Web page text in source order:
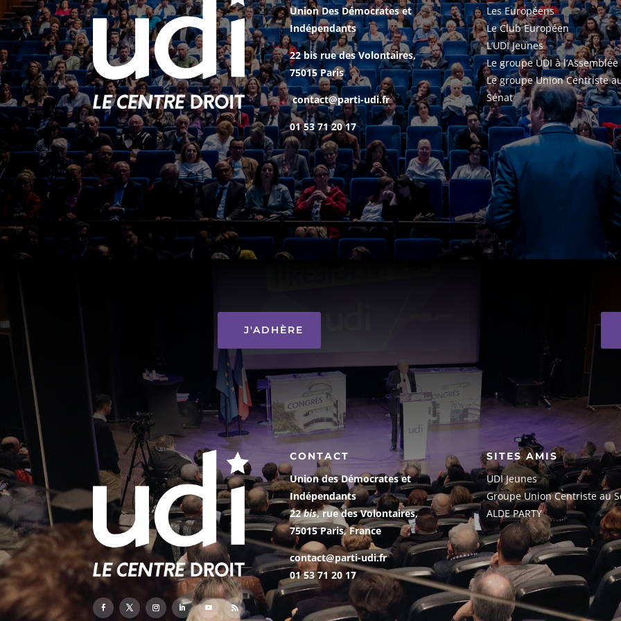
Union Des Démocrates et
Indépendants
22 bis rue des Volontaires,
75015 Paris
contact@parti-udi.fr
01 53 71 20 17
Les Européens
Le Club Européen
L’UDI Jeunes
Le groupe UDI à l’Assemblée
Le groupe Union Centriste
Sénat
J'ADHÈRE
CONTACT
Union des Démocrates et
Indépendants
22bis, rue des Volontaires,
75015 Paris, France
contact@parti-udi.fr
01 53 71 20 17
SITES AMIS
UDI Jeunes
Groupe Union Centriste au
ALDE PARTY